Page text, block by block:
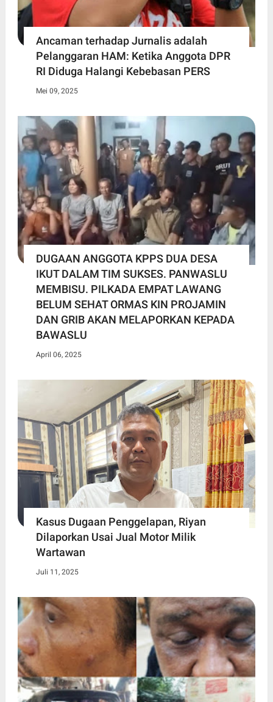
Ancaman terhadap Jurnalis adalah
Pelanggaran HAM: Ketika Anggota DPR
RI Diduga Halangi Kebebasan PERS
Mei 09, 2025
DUGAAN ANGGOTA KPPS DUA DESA
IKUT DALAM TIM SUKSES. PANWASLU
MEMBISU. PILKADA EMPAT LAWANG
BELUM SEHAT ORMAS KIN PROJAMIN
DAN GRIB AKAN MELAPORKAN KEPADA
BAWASLU
April 06, 2025
Kasus Dugaan Penggelapan, Riyan
Dilaporkan Usai Jual Motor Milik
Wartawan
Juli 11, 2025